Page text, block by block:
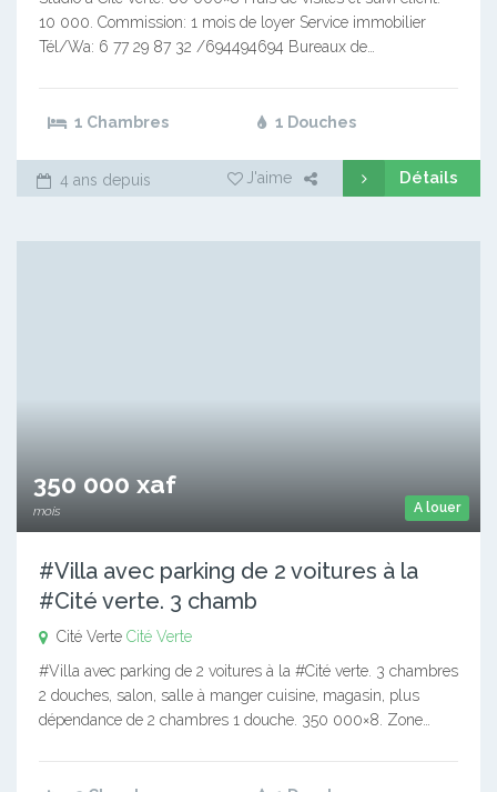
10 000. Commission: 1 mois de loyer Service immobilier
Tél/Wa: 6 77 29 87 32 /694494694 Bureaux de…
1 Chambres 1 Douches
4 ans depuis J'aime Détails
A louer
350 000 xaf
mois
#Villa avec parking de 2 voitures à la
#Cité verte. 3 chamb
Cité Verte Cité Verte
#Villa avec parking de 2 voitures à la #Cité verte. 3 chambres
2 douches, salon, salle à manger cuisine, magasin, plus
dépendance de 2 chambres 1 douche. 350 000×8. Zone…